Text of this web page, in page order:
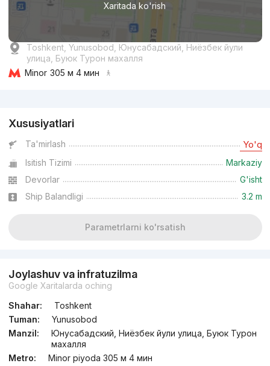
+998 (71) 209...
Qulaylik
dan11 mln
Topshirilishi 4kv 2027,Ozod
2-xonali kvartira, 47 m²
+998 (93) 530...
Xaritada ko'rish
Toshkent, Yunusobod, Юнусабадский, Ниёзбек йули
улица, Буюк Турон махалля
Minor 305 м 4 мин
Xususiyatlari
Ta'mirlash Yo'q
Isitish Tizimi
Markaziy
Devorlar
G'isht
Ship Balandligi
3.2 m
Parametrlarni ko'rsatish
Joylashuv va infratuzilma
Google Xaritalarda oching
Shahar:
Toshkent
Tuman:
Yunusobod
Manzil:
Юнусабадский, Ниёзбек йули улица, Буюк Турон
махалля
Metro:
Minor piyoda 305 м 4 мин